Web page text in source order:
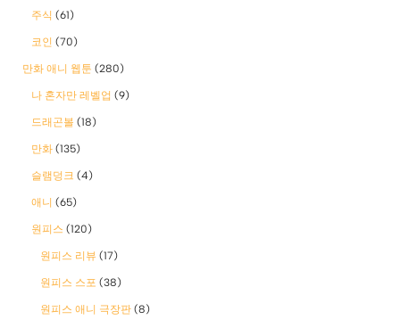
주식 (61)
코인 (70)
만화 애니 웹툰 (280)
나 혼자만 레벨업 (9)
드래곤볼 (18)
만화 (135)
슬램덩크 (4)
애니 (65)
원피스 (120)
원피스 리뷰 (17)
원피스 스포 (38)
원피스 애니 극장판 (8)